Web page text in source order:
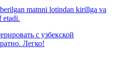
matnni lotindan kirillga va
etadi.
с узбекской
Легко!